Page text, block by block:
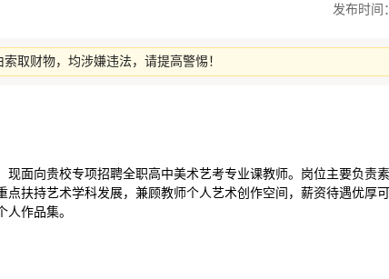
发布时间
取财物，均涉嫌违法，请提高警惕！
面向贵校专项招聘全职高中美术艺考专业课教师。岗位主要负责
扶持艺术学科发展，兼顾教师个人艺术创作空间，薪资待遇优厚
作品集。